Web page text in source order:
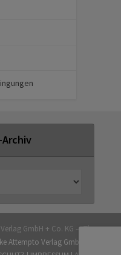
GmbH + Co. KG — Theme
Attempto Verlag GmbH + Co. KG